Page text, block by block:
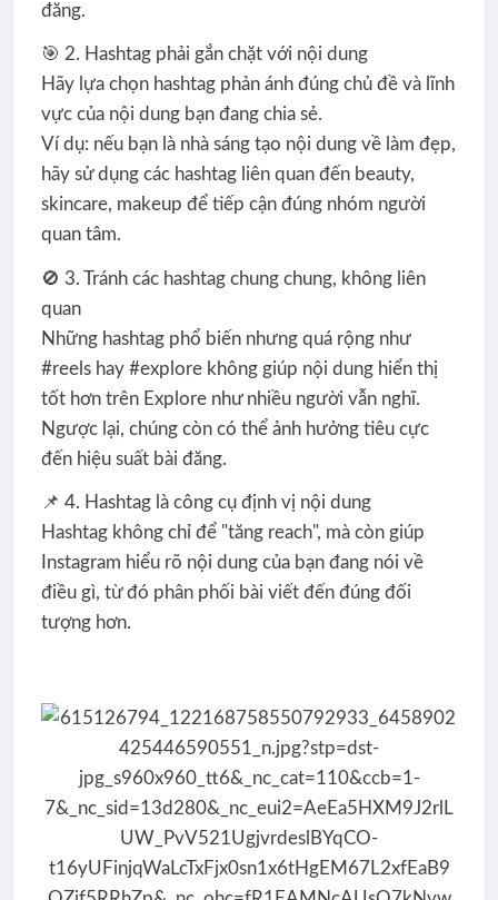
đăng.
🎯 2. Hashtag phải gắn chặt với nội dung
Hãy lựa chọn hashtag phản ánh đúng chủ đề và lĩnh
vực của nội dung bạn đang chia sẻ.
Ví dụ: nếu bạn là nhà sáng tạo nội dung về làm đẹp,
hãy sử dụng các hashtag liên quan đến beauty,
skincare, makeup để tiếp cận đúng nhóm người
quan tâm.
🚫 3. Tránh các hashtag chung chung, không liên
quan
Những hashtag phổ biến nhưng quá rộng như
#reels hay #explore không giúp nội dung hiển thị
tốt hơn trên Explore như nhiều người vẫn nghĩ.
Ngược lại, chúng còn có thể ảnh hưởng tiêu cực
đến hiệu suất bài đăng.
📌 4. Hashtag là công cụ định vị nội dung
Hashtag không chỉ để "tăng reach", mà còn giúp
Instagram hiểu rõ nội dung của bạn đang nói về
điều gì, từ đó phân phối bài viết đến đúng đối
tượng hơn.